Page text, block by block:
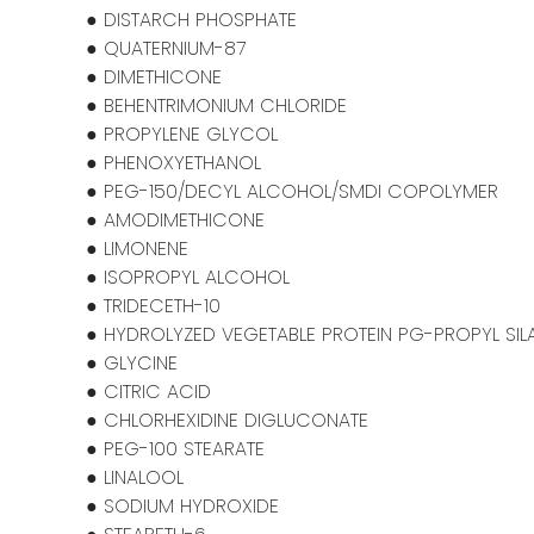
● DISTARCH PHOSPHATE
● QUATERNIUM-87
● DIMETHICONE
● BEHENTRIMONIUM CHLORIDE
● PROPYLENE GLYCOL
● PHENOXYETHANOL
● PEG-150/DECYL ALCOHOL/SMDI COPOLYMER
● AMODIMETHICONE
● LIMONENE
● ISOPROPYL ALCOHOL
● TRIDECETH-10
● HYDROLYZED VEGETABLE PROTEIN PG-PROPYL
● GLYCINE
● CITRIC ACID
● CHLORHEXIDINE DIGLUCONATE
● PEG-100 STEARATE
● LINALOOL
● SODIUM HYDROXIDE